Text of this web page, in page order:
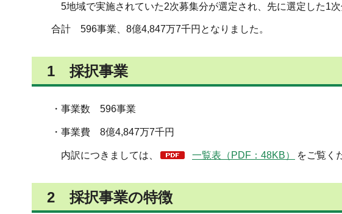
5地域で実施されていた2次募集分が選定され、先に選定した1次
合計 596事業、8億4,847万7千円となりました。
1 採択事業
・事業数 596事業
・事業費 8億4,847万7千円
内訳につきましては、 一覧表（PDF：48KB） をご覧く
2 採択事業の特徴